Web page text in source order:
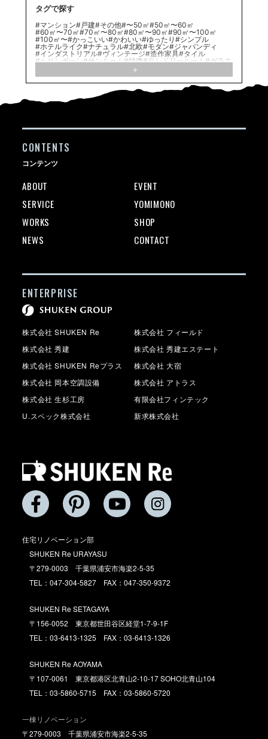
タグで探す
#マンション#戸建#その他#〜50㎡#50㎡〜60㎡
#60㎡〜70㎡#70㎡〜80㎡#80㎡〜90㎡#90㎡〜100㎡
#100㎡〜#かっこいい#かわいい#ゆったり #シンプル
#ホテルライク#ナチュラル#北欧#モダン#ジャパンディ
#インダストリアル#ヴィンテージ#造作家具#タイル
#ヘリンボーン#サンルーム#特徴#ランドリールーム#ガラス
#パーケット
#洗面脱衣分離/洗面台のレイアウト#無垢材#小上り#塗装壁
#有孔ボード#Ⅰ型キッチン#造作洗面化粧台#ワークスペース
#ペットのいる暮らし#Ⅱ型キッチン#造作キッチン
#カーペット
#造作家具#SIC/土間収納
#ネコのいる暮らし
#クッションフロア
#フロアタイル
#シート
住宅リノベーション部
SHUKEN Re URAYASU
〒279-0003 千葉県浦安市海楽2-5-35
TEL：047-304-5827 FAX：047-350-9372
SHUKEN Re SETAGAYA
〒156-0052 東京都世田谷区経堂1-7-9-1F
TEL：03-6413-1325 FAX：03-6413-1326
SHUKEN Re AOYAMA
〒107-0061 東京都港区北青山2-10-17 SOHO北青山104
TEL：03-5860-5715 FAX：03-5860-5720
一棟リノベーション
〒279-0003 千葉県浦安市海楽2-5-35
CONTENTS
コンテンツ
ABOUT
EVENT
SERVICE
YOMIMONO
WORKS
SHOP
NEWS
CONTACT
ENTERPRISE
株式会社 SHUKEN Re
株式会社 フィールド
株式会社 秀建
株式会社 秀建エステート
株式会社 SHUKEN Reプラス
株式会社 大宿
株式会社 岡本空調設備
株式会社 アトラス
株式会社 生杉工房
有限会社フィンテック
U.スペック株式会社
新求株式会社